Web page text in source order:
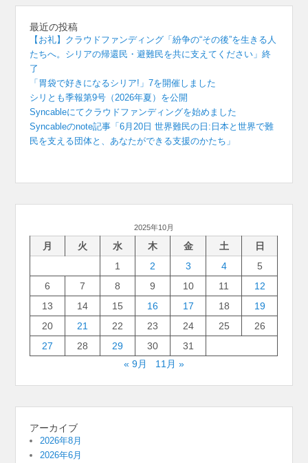
最近の投稿
【お礼】クラウドファンディング「紛争の“その後”を生きる人
たちへ。シリアの帰還民・避難民を共に支えてください」終
了
「胃袋で好きになるシリア!」7を開催しました
シリとも季報第9号（2026年夏）を公開
Syncableにてクラウドファンディングを始めました
Syncableのnote記事「6月20日 世界難民の日:日本と世界で難
民を支える団体と、あなたができる支援のかたち」
2025年10月
月 火 水 木 金 土
日
1
2 3 4
5
6
7 8 9 10 11
12
13
14 15 16 17 18
19
20
21 22 23 24 25
26
27
28 29 30
31
« 9月
11月 »
アーカイブ
2026年8月
2026年6月